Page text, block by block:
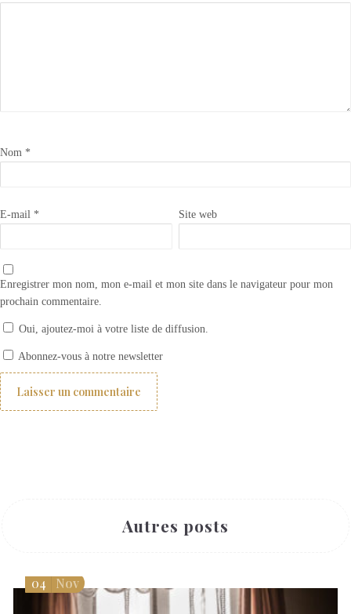
Nom *
E-mail * Site web
Enregistrer mon nom, mon e-mail et mon site dans le navigateur pour mon
prochain commentaire.
Oui, ajoutez-moi à votre liste de diffusion.
Abonnez-vous à notre newsletter
Autres posts
04 Nov